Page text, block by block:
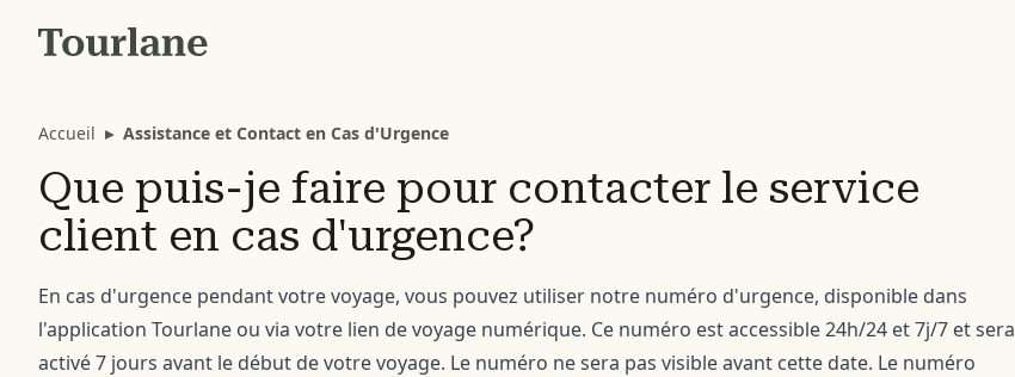
Accueil ▸ Assistance et Contact en Cas d'Urgence
Que puis-je faire pour contacter le service
client en cas d'urgence?
En cas d'urgence pendant votre voyage, vous pouvez utiliser notre numéro d'urgence, disponible dans
l'application Tourlane ou via votre lien de voyage numérique. Ce numéro est accessible 24h/24 et 7j/7 et sera
activé 7 jours avant le début de votre voyage. Le numéro ne sera pas visible avant cette date. Le numéro